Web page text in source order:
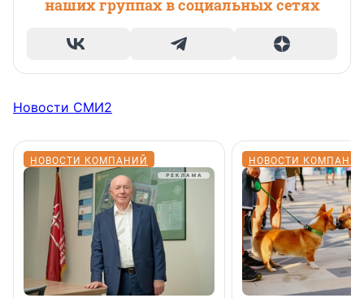
наших группах в социальных сетях
Новости СМИ2
НОВОСТИ КОМПАНИЙ НОВОСТИ